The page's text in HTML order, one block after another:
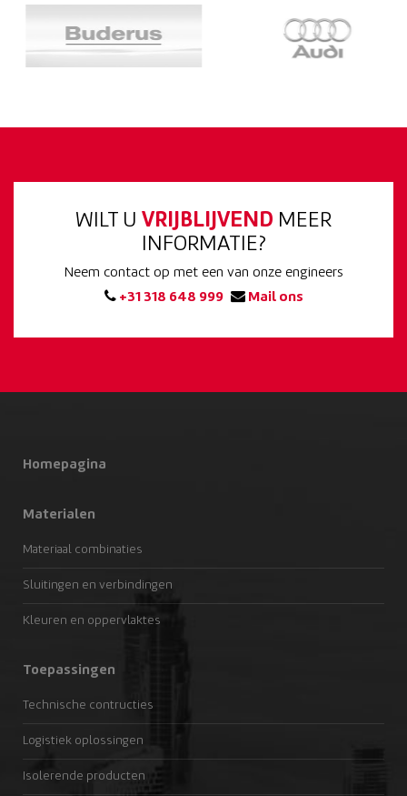
WILT U VRIJBLIJVEND MEER
INFORMATIE?
Neem contact op met een van onze engineers
+31 318 648 999
Mail ons
Homepagina
Materialen
Materiaal combinaties
Sluitingen en verbindingen
Kleuren en oppervlaktes
Toepassingen
Technische contructies
Logistiek oplossingen
Isolerende producten